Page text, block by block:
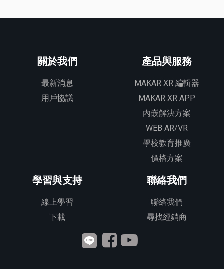
關於我們
最新消息
用戶協議
產品與服務
MAKAR XR 編輯器
MAKAR XR APP
內嵌解決方案
WEB AR/VR
學校教育推廣
價格方案
學習與支持
線上學習
下載
聯絡我們
聯絡我們
尋找經銷商